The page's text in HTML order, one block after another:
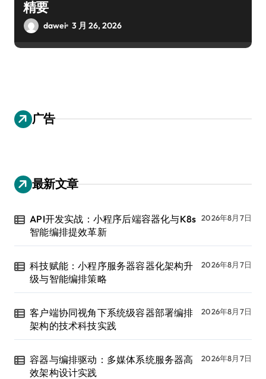
精要
dawei 3 月 26, 2026
广告
最新文章
API开发实战：小程序后端容器化与K8s
智能编排提效革新
2026年8月7日
科技赋能：小程序服务器容器化架构升
级与智能编排策略
2026年8月7日
客户端协同视角下系统级容器部署编排
架构的技术科技实践
2026年8月7日
容器与编排驱动：多媒体系统服务器高
效架构设计实践
2026年8月7日